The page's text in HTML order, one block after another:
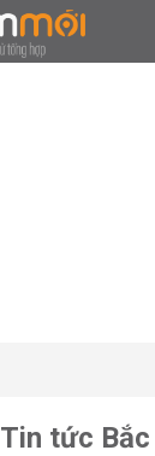
Tin tức